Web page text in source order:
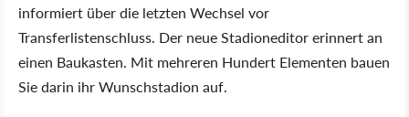
informiert über die letzten Wechsel vor
Transferlistenschluss. Der neue Stadioneditor erinnert an
einen Baukasten. Mit mehreren Hundert Elementen bauen
Sie darin ihr Wunschstadion auf.